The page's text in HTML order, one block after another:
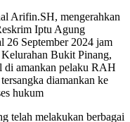
Arifin.SH, mengerahkan
Iptu Agung
26 September 2024 jam
Bukit Pinang,
di amankan pelaku RAH
diamankan ke
hukum
telah melakukan berbagai